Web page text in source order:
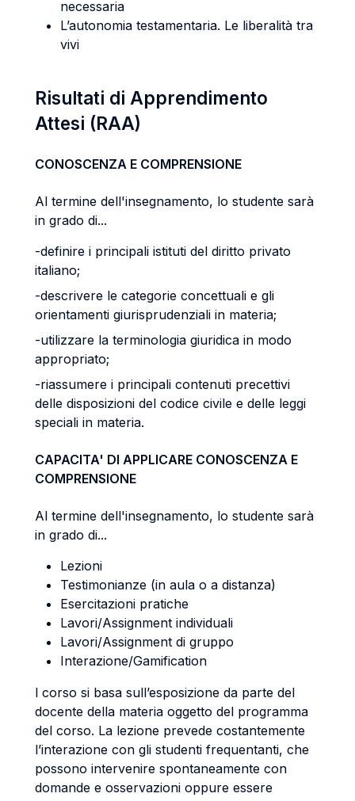
necessaria
L’autonomia testamentaria. Le liberalità tra
vivi
Risultati di Apprendimento
Attesi (RAA)
CONOSCENZA E COMPRENSIONE
Al termine dell'insegnamento, lo studente sarà
in grado di...
-definire i principali istituti del diritto privato
italiano;
-descrivere le categorie concettuali e gli
orientamenti giurisprudenziali in materia;
-utilizzare la terminologia giuridica in modo
appropriato;
-riassumere i principali contenuti precettivi
delle disposizioni del codice civile e delle leggi
speciali in materia.
CAPACITA' DI APPLICARE CONOSCENZA E
COMPRENSIONE
Al termine dell'insegnamento, lo studente sarà
in grado di...
Lezioni
Testimonianze (in aula o a distanza)
Esercitazioni pratiche
Lavori/Assignment individuali
Lavori/Assignment di gruppo
Interazione/Gamification
l corso si basa sull’esposizione da parte del
docente della materia oggetto del programma
del corso. La lezione prevede costantemente
l’interazione con gli studenti frequentanti, che
possono intervenire spontaneamente con
domande e osservazioni oppure essere